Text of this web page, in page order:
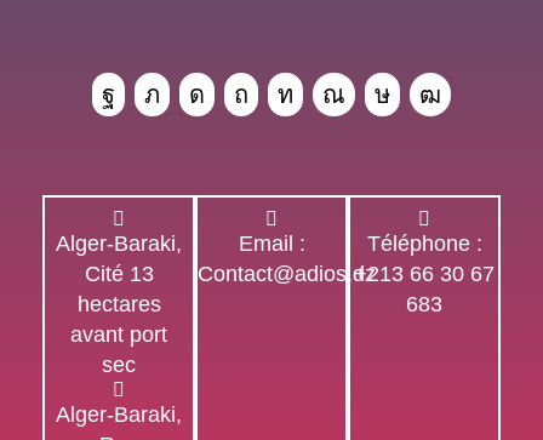
Alger-Baraki,
Cité 13
hectares
avant port
sec
Alger-Baraki,
Email :
Contact@adios.dz
Téléphone :
+213 66 30 67
683